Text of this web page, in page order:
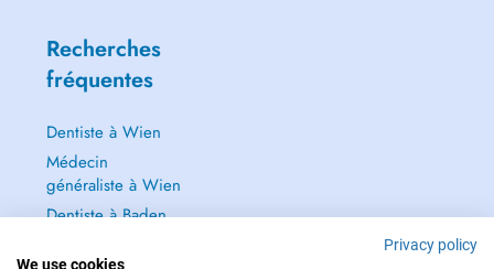
Recherches
fréquentes
Dentiste à Wien
Médecin
généraliste à Wien
Dentiste à Baden
Privacy policy
We use cookies